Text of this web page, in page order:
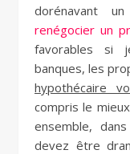
dorénavant
renégocier un
favorables si
banques, les
hypothécaire
compris le
ensemble,
devez être